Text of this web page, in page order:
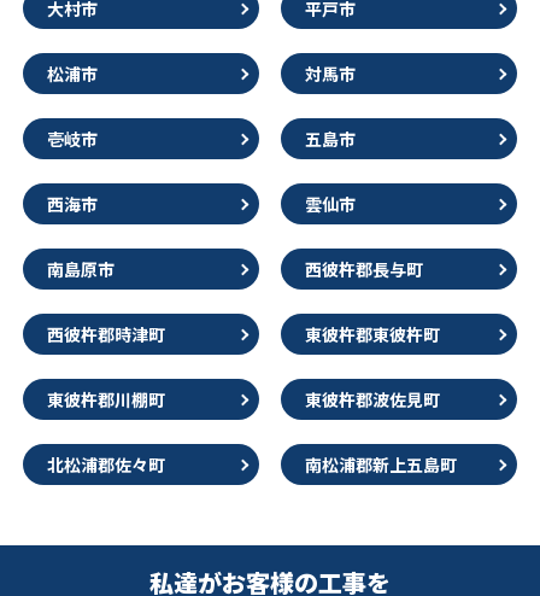
大村市 平戸市
松浦市 対馬市
壱岐市 五島市
西海市 雲仙市
南島原市 西彼杵郡長与町
西彼杵郡時津町 東彼杵郡東彼杵町
東彼杵郡川棚町 東彼杵郡波佐見町
北松浦郡佐々町 南松浦郡新上五島町
私達がお客様の工事を